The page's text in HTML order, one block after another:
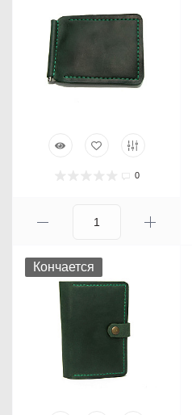
0
Кончается